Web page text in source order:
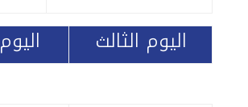
اليوم الثالث